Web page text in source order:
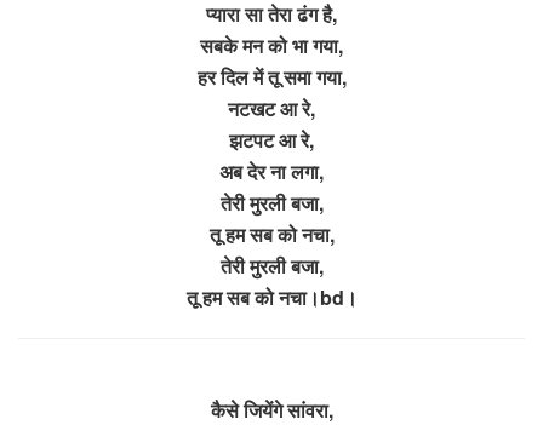
प्यारा सा तेरा ढंग है,
सबके मन को भा गया,
हर दिल में तू समा गया,
नटखट आ रे,
झटपट आ रे,
अब देर ना लगा,
तेरी मुरली बजा,
तू हम सब को नचा,
तेरी मुरली बजा,
तू हम सब को नचा।bd।
कैसे जियेंगे सांवरा,